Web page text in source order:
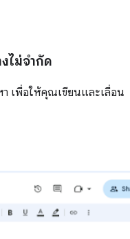
ไม่จำกัด
า เพื่อให้คุณเขียนและเลื่อน